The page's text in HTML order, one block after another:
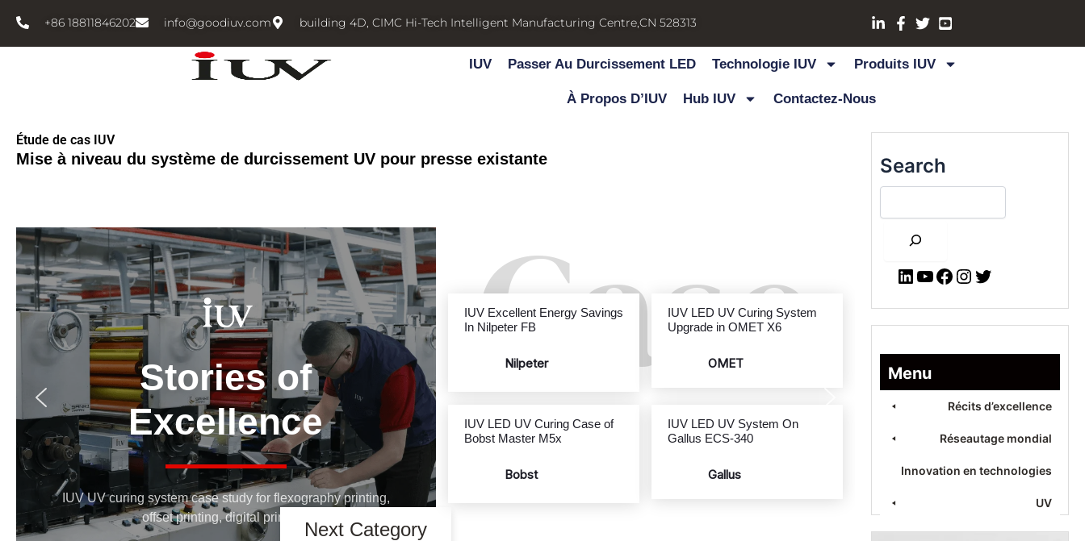
内
+86 18811846202 info@goodiuv.com building 4D, CIMC Hi-Tech Intelligent Manufacturing Centre,CN 528313
IUV Passer Au Durcissement LED Technologie IUV Produits IUV
À Propos D’IUV Hub IUV Contactez-Nous
Étude de cas IUV
Mise à niveau du système de durcissement UV pour presse existante
Stories of
Excellence
IUV UV curing system case study for flexography printing,
offset printing, digital printing.
Next Category
Case
IUV Excellent Energy Savings
In Nilpeter FB
IUV LED UV Curing System
Upgrade in OMET X6
IUV LED UV Curing Case of
Bobst Master M5x
IUV LED UV System On
Gallus ECS-340
Search
Menu
Récits d’excellence
Réseautage mondial
Innovation en technologies
UV